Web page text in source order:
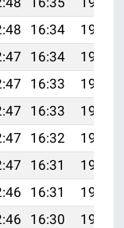
16:34
19:41
16:34
19:39
16:33
19:38
16:33
19:37
16:32
19:35
16:31
19:34
16:31
19:33
16:30
19:31